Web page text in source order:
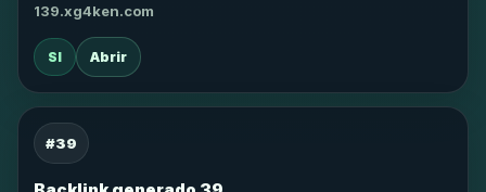
139.xg4ken.com
SI Abrir
#39